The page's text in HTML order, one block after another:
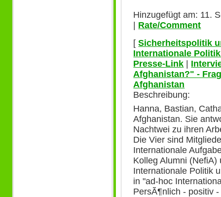
Hinzugefügt am: 11.
Rate/Comment
[Sicherheitspolitik
Internationale
Presse-Link |
Afghanistan?" -
Afghanistan
Beschreibung:
Hanna, Bastian,
Afghanistan. Sie
Nachtwei zu ihren
Die Vier sind
Internationale
Kolleg Alumni
Internationale Politik
in "ad-hoc
PersÃ¶nlich - positiv